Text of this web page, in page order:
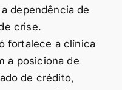
dependência de
crise.
fortalece a clínica
a posiciona de
de crédito,